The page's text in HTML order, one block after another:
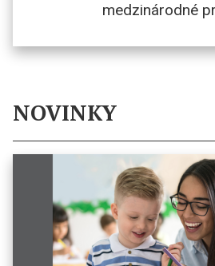
medzinárodné
NOVINKY